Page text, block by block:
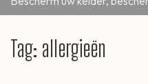
Tag: allergieën